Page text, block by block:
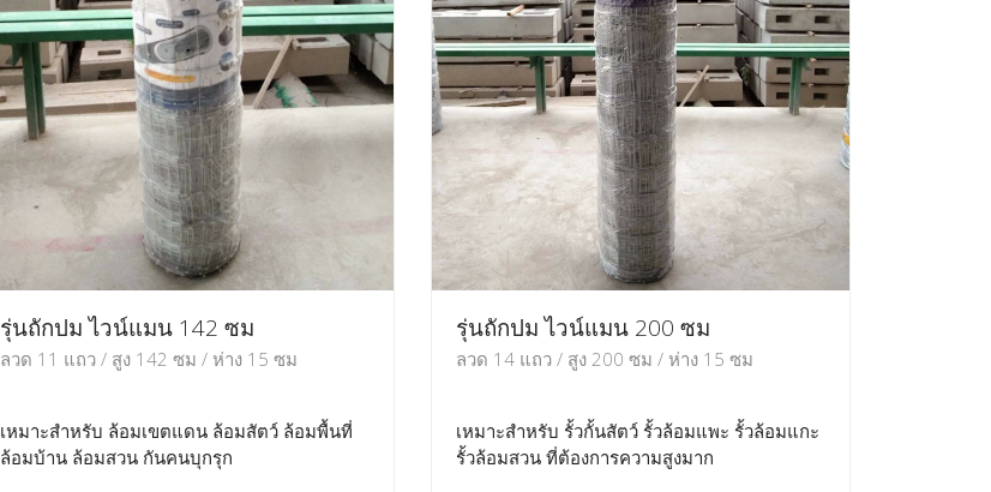
รุ่นถักปม ไวน์แมน 142 ซม
ลวด 11 แถว / สูง 142 ซม / ห่าง 15 ซม
เหมาะสำหรับ ล้อมเขตแดน ล้อมสัตว์ ล้อมพื้นที่
ล้อมบ้าน ล้อมสวน กันคนบุกรุก
รุ่นถักปม ไวน์แมน 200 ซม
ลวด 14 แถว / สูง 200 ซม / ห่าง 15 ซม
เหมาะสำหรับ รั้วกั้นสัตว์ รั้วล้อมแพะ รั้วล้อมแกะ
รั้วล้อมสวน ที่ต้องการความสูงมาก